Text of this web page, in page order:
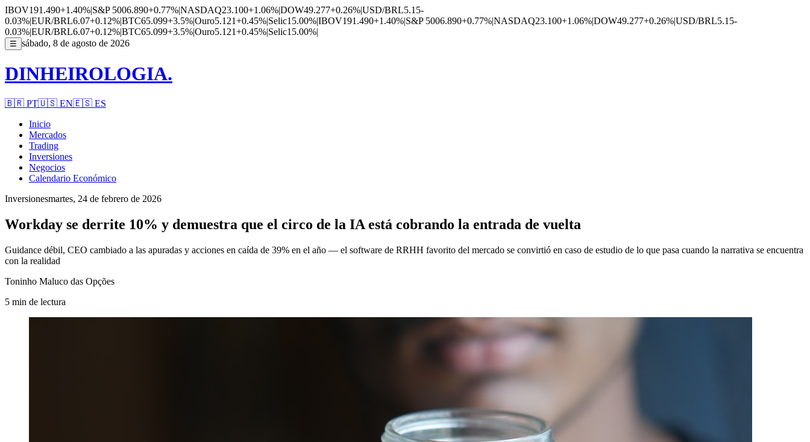
IBOV191.490+1.40%|S&P 5006.890+0.77%|NASDAQ23.100+1.06%|DOW49.277+0.26%|USD/BRL5.15-
0.03%|EUR/BRL6.07+0.12%|BTC65.099+3.5%|Ouro5.121+0.45%|Selic15.00%|IBOV191.490+1.40%|S&P 5006.890+0.77%|NASDAQ23.100+1.06%|DOW49.277+0.26%|USD/BRL5.15-
0.03%|EUR/BRL6.07+0.12%|BTC65.099+3.5%|Ouro5.121+0.45%|Selic15.00%|
☰ sábado, 8 de agosto de 2026
DINHEIROLOGIA.
🇧🇷 PT🇺🇸 EN🇪🇸 ES
Inicio
Mercados
Trading
Inversiones
Negocios
Calendario Económico
Inversionesmartes, 24 de febrero de 2026
Workday se derrite 10% y demuestra que el circo de la IA está cobrando la entrada de vuelta
Guidance débil, CEO cambiado a las apuradas y acciones en caída de 39% en el año — el software de RRHH favorito del mercado se convirtió en caso de estudio de lo que pasa cuando la narrativa se encuentra
con la realidad
Toninho Maluco das Opções
5 min de lectura